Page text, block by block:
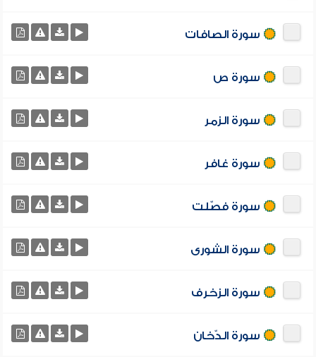
سورة الصافات
سورة ص
سورة الزمر
سورة غافر
سورة فصّلت
سورة الشورى
سورة الزخرف
سورة الدّخان